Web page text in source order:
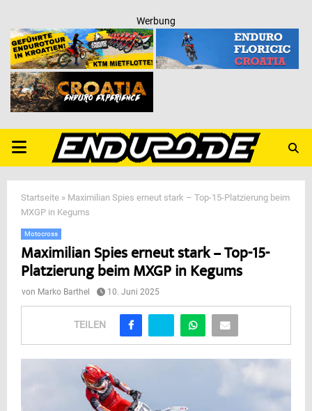
Werbung
PRIMARY
MENU
Startseite » Maximilian Spies erneut stark – Top-15-Platzierung beim
MXGP in Kegums
Motocross
Maximilian Spies erneut stark – Top-15-
Platzierung beim MXGP in Kegums
von Marko Barthel 10. Juni 2025
TEILEN